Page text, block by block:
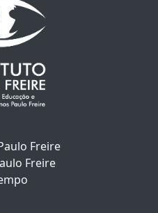
Freire
Freire